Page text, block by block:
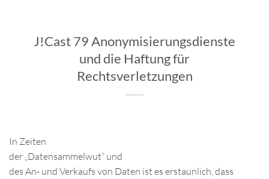
J!Cast 79 Anonymisierungsdienste
und die Haftung für
Rechtsverletzungen
In Zeiten
der „Datensammelwut” und
des An- und Verkaufs von Daten ist es erstaunlich, dass